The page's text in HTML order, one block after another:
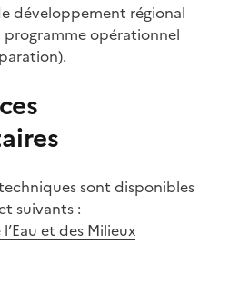
développement régional
programme opérationnel
sont disponibles
suivants :
et des Milieux